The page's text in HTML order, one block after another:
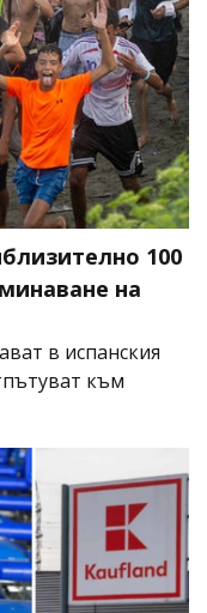
100
на
в испанския
към